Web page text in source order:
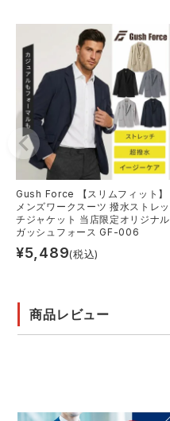
Gush Force 【スリムフィット】
メンズワークスーツ 撥水ストレッ
チジャケット 当店限定オリジナル
ガッシュフォース GF-006
¥5,489(税込)
商品レビュー